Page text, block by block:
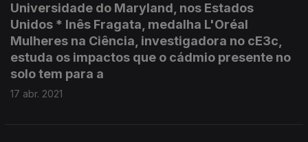
Universidade do Maryland, nos Estados
Unidos * Inês Fragata, medalha L'Oréal
Mulheres na Ciência, investigadora no cE3c,
estuda os impactos que o cádmio presente no
solo tem para a
17 abr. 2021